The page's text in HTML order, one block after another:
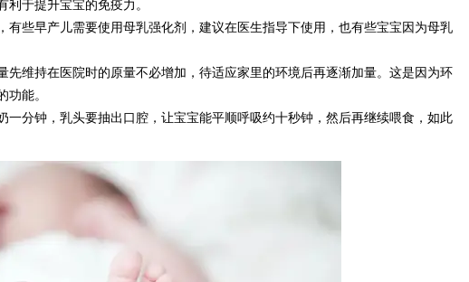
于提升宝宝的免疫力。
有些早产儿需要使用母乳强化剂，建议在医生指导下使用，也有些宝宝因为母乳
先维持在医院时的原量不必增加，待适应家里的环境后再逐渐加量。这是因为环
能。
一分钟，乳头要抽出口腔，让宝宝能平顺呼吸约十秒钟，然后再继续喂食，如此